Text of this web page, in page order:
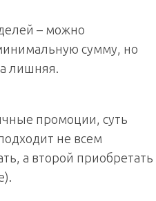
– можно
сумму, но
лишняя.
промоции, суть
не всем
а второй приобретать